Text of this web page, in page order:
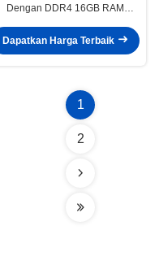
Dengan DDR4 16GB RAM
Dapatkan Harga Terbaik
1
2